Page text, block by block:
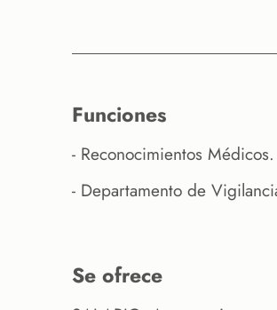
funciones
- Reconocimientos Médicos.
- Departamento de
se ofrece